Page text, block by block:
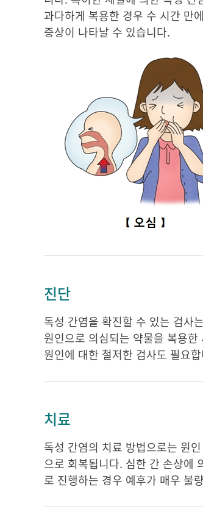
과다하게 복용한 경우 수 시간 만
증상이 나타날 수 있습니다.
진단
독성 간염을 확진할 수 있는 검사
원인으로 의심되는 약물을 복용
원인에 대한 철저한 검사도 필요
치료
독성 간염의 치료 방법으로는 원
으로 회복됩니다. 심한 간 손상에
로 진행하는 경우 예후가 매우 불